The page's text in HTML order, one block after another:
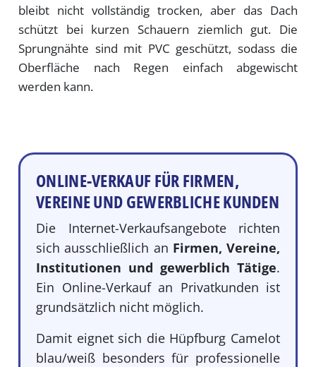
bleibt nicht vollständig trocken, aber das Dach
schützt bei kurzen Schauern ziemlich gut. Die
Sprungnähte sind mit PVC geschützt, sodass die
Oberfläche nach Regen einfach abgewischt
werden kann.
ONLINE-VERKAUF FÜR FIRMEN,
VEREINE UND GEWERBLICHE KUNDEN
Die Internet-Verkaufsangebote richten
sich ausschließlich an Firmen, Vereine,
Institutionen und gewerblich Tätige.
Ein Online-Verkauf an Privatkunden ist
grundsätzlich nicht möglich.
Damit eignet sich die Hüpfburg Camelot
blau/weiß besonders für professionelle